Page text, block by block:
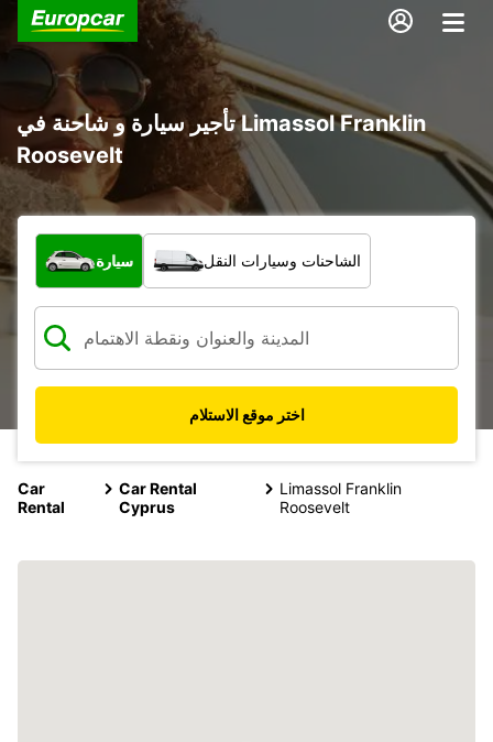
تأجير سيارة و شاحنة في Limassol Franklin
Roosevelt
ما نوع المركبة؟
سيارة الشاحنات وسيارات النقل
اختر موقع الاستلام
Car
Rental
Car Rental
Cyprus
Limassol Franklin
Roosevelt